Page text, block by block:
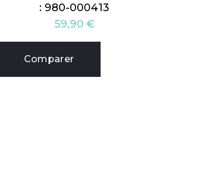
: 980-000413
59,90 €
Comparer